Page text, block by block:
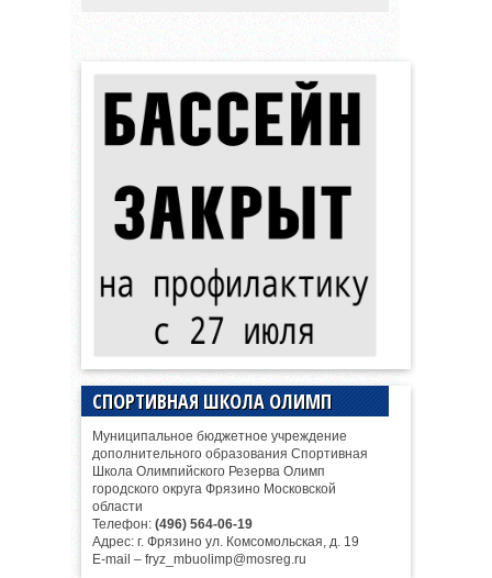
СПОРТИВНАЯ ШКОЛА ОЛИМП
Муниципальное бюджетное учреждение
дополнительного образования Спортивная
Школа Олимпийского Резерва Олимп
городского округа Фрязино Московской
области
Телефон: (496) 564-06-19
Адрес: г. Фрязино ул. Комсомольская, д. 19
E-mail – fryz_mbuolimp@mosreg.ru